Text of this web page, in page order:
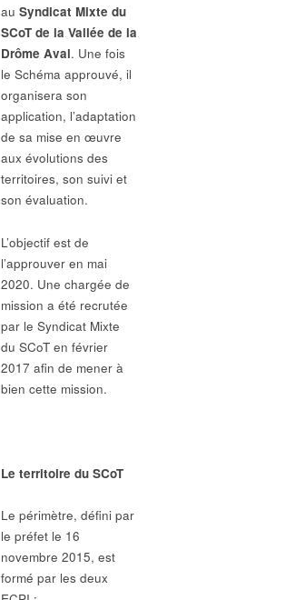
au Syndicat Mixte du
SCoT de la Vallée de la
Drôme Aval. Une fois
le Schéma approuvé, il
organisera son
application, l’adaptation
de sa mise en œuvre
aux évolutions des
territoires, son suivi et
son évaluation.
L’objectif est de
l’approuver en mai
2020. Une chargée de
mission a été recrutée
par le Syndicat Mixte
du SCoT en février
2017 afin de mener à
bien cette mission.
Le territoire du SCoT
Le périmètre, défini par
le préfet le 16
novembre 2015, est
formé par les deux